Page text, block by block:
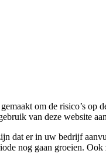
om de risico’s op
van deze website
dat er in uw bedrijf
nog gaan groeien.